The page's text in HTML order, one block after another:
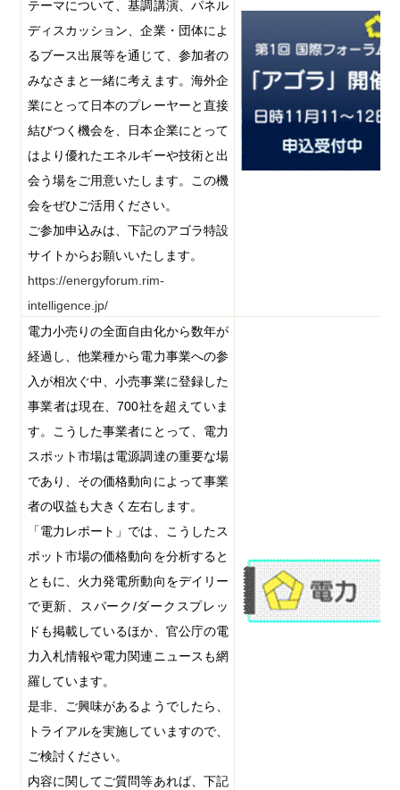
テーマについて、基調講演、パネル
ディスカッション、企業・団体によ
るブース出展等を通じて、参加者の
みなさまと一緒に考えます。海外企
業にとって日本のプレーヤーと直接
結びつく機会を、日本企業にとって
はより優れたエネルギーや技術と出
会う場をご用意いたします。この機
会をぜひご活用ください。
ご参加申込みは、下記のアゴラ特設
サイトからお願いいたします。
https://energyforum.rim-
intelligence.jp/
電力小売りの全面自由化から数年が
経過し、他業種から電力事業への参
入が相次ぐ中、小売事業に登録した
事業者は現在、700社を超えていま
す。こうした事業者にとって、電力
スポット市場は電源調達の重要な場
であり、その価格動向によって事業
者の収益も大きく左右します。
「電力レポート」では、こうしたス
ポット市場の価格動向を分析すると
ともに、火力発電所動向をデイリー
で更新、スパーク/ダークスプレッ
ドも掲載しているほか、官公庁の電
力入札情報や電力関連ニュースも網
羅しています。
是非、ご興味があるようでしたら、
トライアルを実施していますので、
ご検討ください。
内容に関してご質問等あれば、下記